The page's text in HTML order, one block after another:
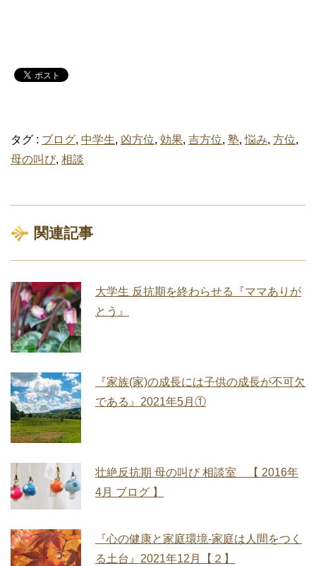
タグ : ブログ, 中学生, 凶方位, 効果, 吉方位, 塾,悩み, 方位,
母の叫び, 相談
関連記事
大学生 反抗期を終わらせる『ママありが
とう』
『家族(家)の成長には子供の成長が不可欠
である』2021年5月①
壮絶反抗期 母の叫び 相談室 【 2016年
4月 ブログ 】
『心の健康と家庭環境‐家庭は人間をつく
る土台』2021年12月【２】